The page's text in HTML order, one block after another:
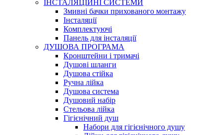
ІНСТАЛЯЦІЙНІ СИСТЕМИ
Змивні бачки прихованого монтажу
Інсталяції
Комплектуючі
Панель для інсталяції
ДУШОВА ПРОГРАМА
Кронштейни і тримачі
Душові шланги
Душова стійка
Ручна лійка
Душова система
Душовий набір
Стельова лійка
Гігієнічний душ
Набори для гігієнічного душу